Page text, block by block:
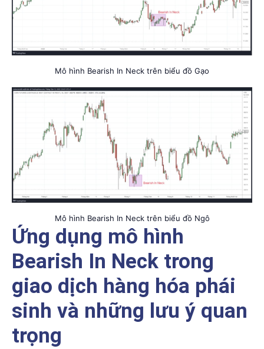
Mô hình Bearish In Neck trên biểu đồ Gạo
Mô hình Bearish In Neck trên biểu đồ Ngô
Ứng dụng mô hình
Bearish In Neck trong
giao dịch hàng hóa phái
sinh và những lưu ý quan
trọng